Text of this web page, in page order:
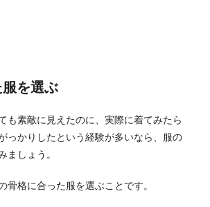
を選ぶ
も素敵に見えたのに、実際に着てみたら
っかりしたという経験が多いなら、服の
ましょう。
骨格に合った服を選ぶことです。